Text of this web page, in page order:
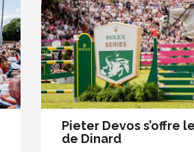
Pieter Devos s’offre
de Dinard